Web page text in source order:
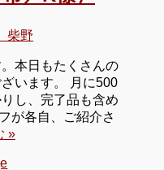
柴野
本日もたくさんの
います。 月に500
し、完了品も含め
が各自、ご紹介さ
»